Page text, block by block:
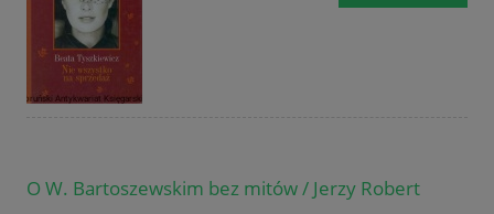
O W. Bartoszewskim bez mitów / Jerzy Robert